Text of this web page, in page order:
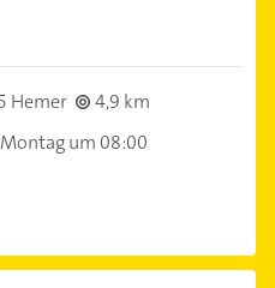
Hemer
4,9 km
um 08:00